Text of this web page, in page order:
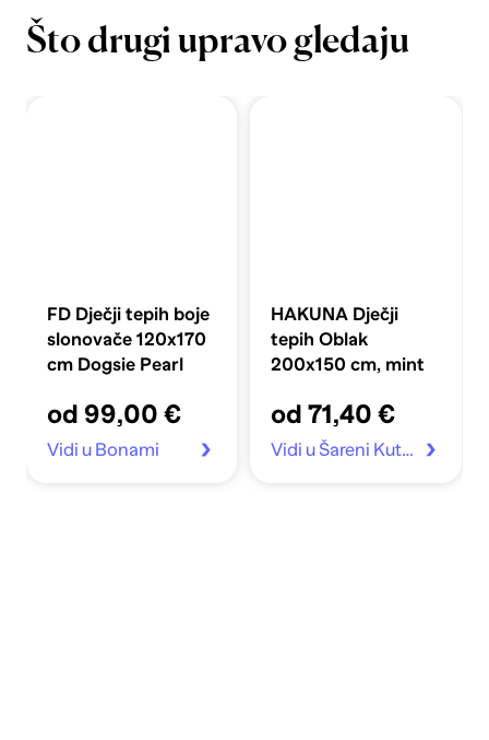
Što drugi upravo gledaju
FD Dječji tepih boje
slonovače 120x170
cm Dogsie Pearl
od 99,00 €
Vidi u Bonami
HAKUNA Dječji
tepih Oblak
200x150 cm, mint
od 71,40 €
Vidi u Šareni Kutak